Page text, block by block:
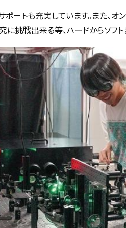
ートも充実しています。また、オ
挑戦出来る等、ハードからソフ